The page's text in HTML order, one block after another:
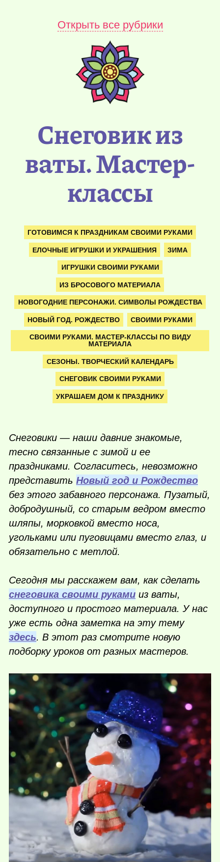
Открыть все рубрики
Снеговик из
ваты. Мастер-
классы
ГОТОВИМСЯ К ПРАЗДНИКАМ СВОИМИ РУКАМИ
ЕЛОЧНЫЕ ИГРУШКИ И УКРАШЕНИЯ ЗИМА
ИГРУШКИ СВОИМИ РУКАМИ
ИЗ БРОСОВОГО МАТЕРИАЛА
НОВОГОДНИЕ ПЕРСОНАЖИ. СИМВОЛЫ РОЖДЕСТВА
НОВЫЙ ГОД. РОЖДЕСТВО СВОИМИ РУКАМИ
СВОИМИ РУКАМИ. МАСТЕР-КЛАССЫ ПО ВИДУ
МАТЕРИАЛА
СЕЗОНЫ. ТВОРЧЕСКИЙ КАЛЕНДАРЬ
СНЕГОВИК СВОИМИ РУКАМИ
УКРАШАЕМ ДОМ К ПРАЗДНИКУ
Снеговики — наши давние знакомые,
тесно связанные с зимой и ее
праздниками. Согласитесь, невозможно
представить Новый год и Рождество
без этого забавного персонажа. Пузатый,
добродушный, со старым ведром вместо
шляпы, морковкой вместо носа,
угольками или пуговицами вместо глаз, и
обязательно с метлой.
Сегодня мы расскажем вам, как сделать
снеговика своими руками из ваты,
доступного и простого материала. У нас
уже есть одна заметка на эту тему
здесь. В этот раз смотрите новую
подборку уроков от разных мастеров.